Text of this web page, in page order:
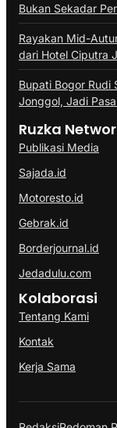
Bukan Sekadar
Rayakan Mid-
dari Hotel Ciputra
Bupati Bogor Rudi
Jonggol, Jadi
Ruzka
Publikasi Media
Sajada.id
Motoresto.id
Gebrak.id
Borderjournal.id
Jedadulu.com
Kolaborasi
Tentang Kami
Kontak
Kerja Sama